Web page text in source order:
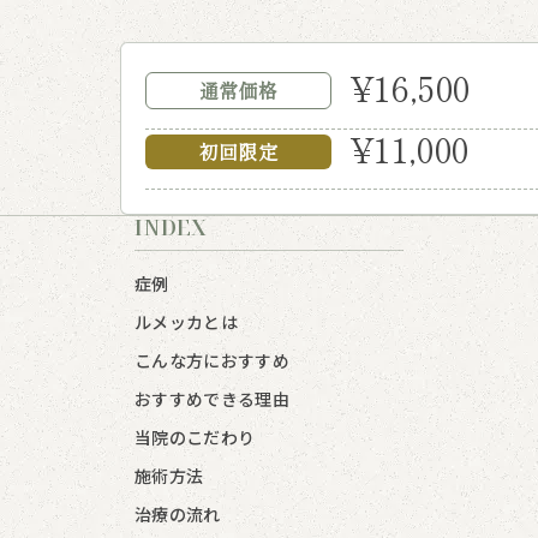
通常価格 ¥16,500
初回限定 ¥11,000
INDEX
症例
ルメッカとは
こんな方におすすめ
おすすめできる理由
当院のこだわり
施術方法
治療の流れ